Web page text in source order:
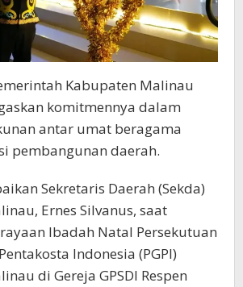
Kabupaten Malinau
komitmennya dalam
antar umat beragama
pembangunan daerah.
Sekretaris Daerah (Sekda)
Ernes Silvanus, saat
Ibadah Natal Persekutuan
Indonesia (PGPI)
di Gereja GPSDI Respen